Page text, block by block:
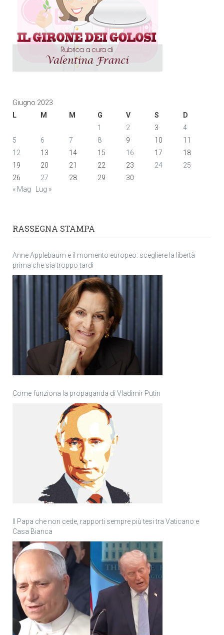
Giugno 2023
L
M M G V S
D
1
2 3
4
5
6 7 8 9 10
11
12
13 14 15 16 17
18
19
20 21 22 23 24
25
26
27 28 29
30
« Mag
Lug »
RASSEGNA STAMPA
Anne Applebaum e il momento europeo: scegliere la libertà
prima che sia troppo tardi
Come funziona la propaganda di Vladimir Putin
Il Papa che non cede, rapporti sempre più tesi tra Vaticano e
Casa Bianca